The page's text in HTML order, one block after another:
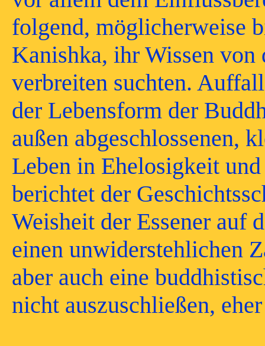
folgend, möglicherweise
Kanishka, ihr Wissen von
verbreiten suchten.
der Lebensform der
außen abgeschlossenen,
Leben in Ehelosigkeit
berichtet der
Weisheit der Essener auf
einen unwiderstehlichen
aber auch eine
nicht auszuschließen,